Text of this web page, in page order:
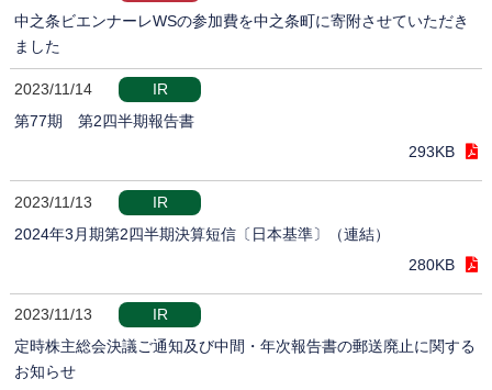
中之条ビエンナーレWSの参加費を中之条町に寄附させていただき
ました
2023/11/14
IR
第77期 第2四半期報告書
293KB
2023/11/13
IR
2024年3月期第2四半期決算短信〔日本基準〕（連結）
280KB
2023/11/13
IR
定時株主総会決議ご通知及び中間・年次報告書の郵送廃止に関する
お知らせ